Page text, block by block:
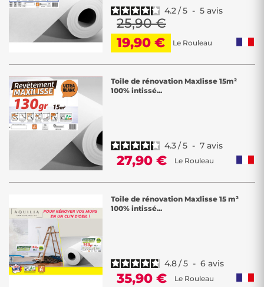
4.2 /5 - 5 avis
25,90 €
19,90 €
Le Rouleau
Toile de rénovation Maxlisse 15m²
100% intissé...
4.3/5 - 7 avis
27,90 € Le Rouleau
Toile de rénovation Maxlisse 15 m²
100% intissé...
4.8/5 - 6 avis
35,90 € Le Rouleau